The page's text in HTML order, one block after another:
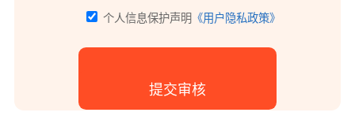
个人信息保护声明 《用户隐私政策》